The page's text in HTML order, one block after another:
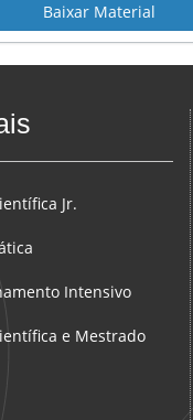
Baixar Material
Jr.
Intensivo
e Mestrado